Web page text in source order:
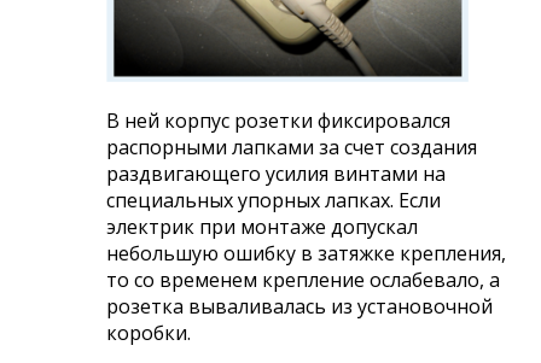
В ней корпус розетки фиксировался
распорными лапками за счет создания
раздвигающего усилия винтами на
специальных упорных лапках. Если
электрик при монтаже допускал
небольшую ошибку в затяжке крепления,
то со временем крепление ослабевало, а
розетка вываливалась из установочной
коробки.